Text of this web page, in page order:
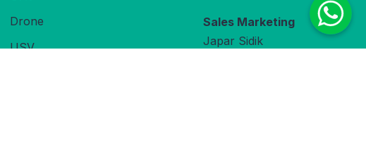
Drone
USV
Sales Marketing
Japar Sidik